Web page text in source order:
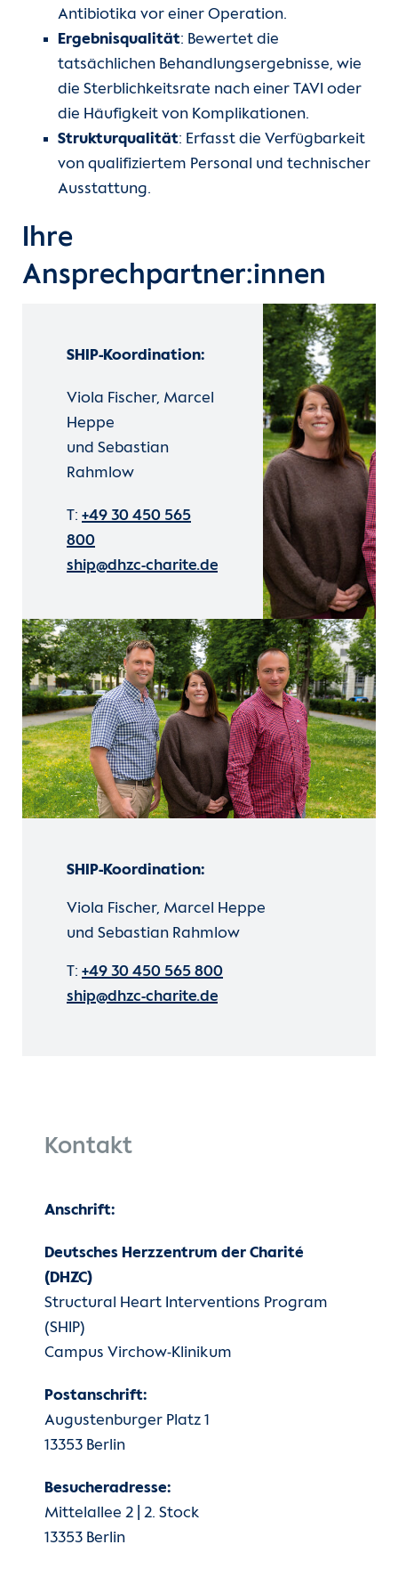
Antibiotika vor einer Operation.
Ergebnisqualität: Bewertet die
tatsächlichen Behandlungsergebnisse, wie
die Sterblichkeitsrate nach einer TAVI oder
die Häufigkeit von Komplikationen.
Strukturqualität: Erfasst die Verfügbarkeit
von qualifiziertem Personal und technischer
Ausstattung.
Ihre
Ansprechpartner:innen
SHIP-Koordination:
Viola Fischer, Marcel
Heppe
und Sebastian
Rahmlow
T: +49 30 450 565
800
ship@dhzc-charite.de
SHIP-Koordination:
Viola Fischer, Marcel Heppe
und Sebastian Rahmlow
T: +49 30 450 565 800
ship@dhzc-charite.de
Kontakt
Anschrift:
Deutsches Herzzentrum der Charité
(DHZC)
Structural Heart Interventions Program
(SHIP)
Campus Virchow-Klinikum
Postanschrift:
Augustenburger Platz 1
13353 Berlin
Besucheradresse:
Mittelallee 2 | 2. Stock
13353 Berlin